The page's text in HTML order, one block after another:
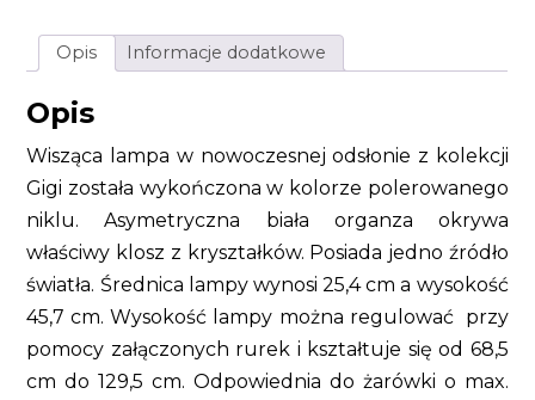
Opis Informacje dodatkowe
Opis
Wisząca lampa w nowoczesnej odsłonie z kolekcji
Gigi została wykończona w kolorze polerowanego
niklu. Asymetryczna biała organza okrywa
właściwy klosz z kryształków. Posiada jedno źródło
światła. Średnica lampy wynosi 25,4 cm a wysokość
45,7 cm. Wysokość lampy można regulować przy
pomocy załączonych rurek i kształtuje się od 68,5
cm do 129,5 cm. Odpowiednia do żarówki o max.